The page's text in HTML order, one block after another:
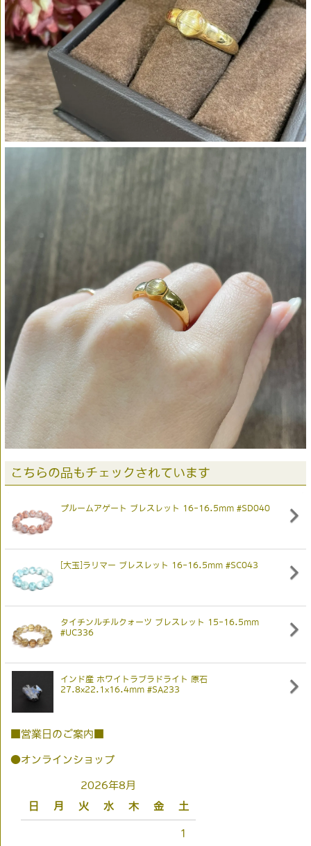
こちらの品もチェックされています
プルームアゲート ブレスレット 16-16.5mm #SD040
[大玉]ラリマー ブレスレット 16-16.5mm #SC043
タイチンルチルクォーツ ブレスレット 15-16.5mm
#UC336
インド産 ホワイトラブラドライト 原石
27.8x22.1x16.4mm #SA233
■営業日のご案内■
●オンラインショップ
2026年8月
日
月 火 水 木 金 土
1